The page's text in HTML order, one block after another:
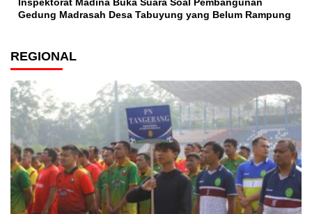
Inspektorat Madina Buka Suara Soal Pembangunan
Gedung Madrasah Desa Tabuyung yang Belum Rampung
REGIONAL